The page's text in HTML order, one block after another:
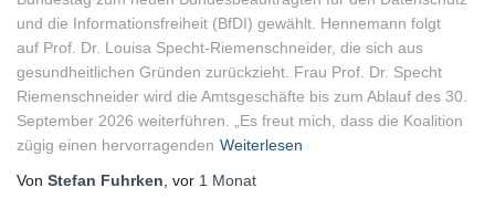
und die Informationsfreiheit (BfDI) gewählt. Hennemann folgt
auf Prof. Dr. Louisa Specht-Riemenschneider, die sich aus
gesundheitlichen Gründen zurückzieht. Frau Prof. Dr. Specht
Riemenschneider wird die Amtsgeschäfte bis zum Ablauf des 30.
September 2026 weiterführen. „Es freut mich, dass die Koalition
zügig einen hervorragenden Weiterlesen
Von Stefan Fuhrken , vor 1 Monat